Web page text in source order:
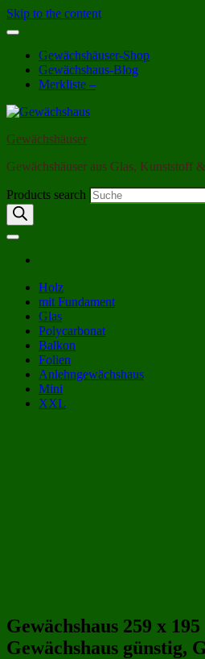
Skip to the content
Gewächshäuser-Shop
Gewächshaus-Blog
Merkliste –
Gewächshäuser
Gewächshäuser aus Glas, Kunststoff
Products search
Holz
mit Fundament
Glas
Polycarbonat
Balkon
Folien
Anlehngewächshaus
Mini
XXL
Gewächshaus 259 x
Gewächshaus günstig,